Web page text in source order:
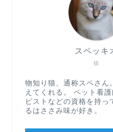
猫
スペッキ
物知り猫、通称スペさん
えてくれる。 ペット看
ピストなどの資格を持っ
るはささみ味が好き。